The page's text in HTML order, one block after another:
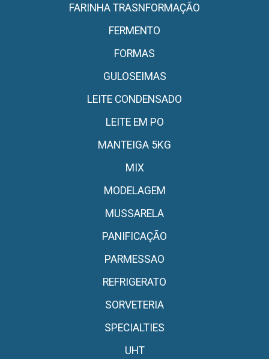
FARINHA TRASNFORMAÇÃO
FERMENTO
FORMAS
GULOSEIMAS
LEITE CONDENSADO
LEITE EM PO
MANTEIGA 5KG
MIX
MODELAGEM
MUSSARELA
PANIFICAÇÃO
PARMESSAO
REFRIGERATO
SORVETERIA
SPECIALTIES
UHT